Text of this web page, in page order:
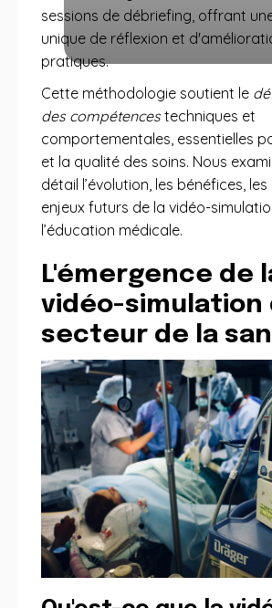
sessions de débriefing, offrant
unique de réflexion et
pratiques.
Cette méthodologie soutient le
des compétencestechniques et
comportementales, essentielles
et la qualité des soins. Nous
détail l’évolution, les bénéfices,
enjeux futurs de la vidéo-
l’éducation médicale.
L'émergence de
vidéo-simulation
secteur de la